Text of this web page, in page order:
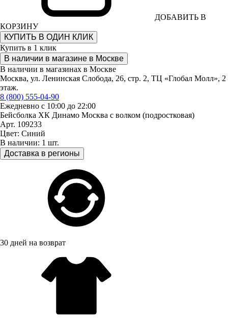
ДОБАВИТЬ В
КОРЗИНУ
КУПИТЬ В ОДИН КЛИК
Купить в 1 клик
В наличии в магазине в Москве
В наличии в магазинах в Москве
Москва, ул. Ленинская Слобода, 26, стр. 2, ТЦ «Глобал Молл», 2
этаж.
8 (800) 555-04-90
Ежедневно с 10:00 до 22:00
Бейсболка ХК Динамо Москва с волком (подростковая)
Арт. 109233
Цвет: Синий
В наличии: 1 шт.
Доставка в регионы
30 дней на возврат